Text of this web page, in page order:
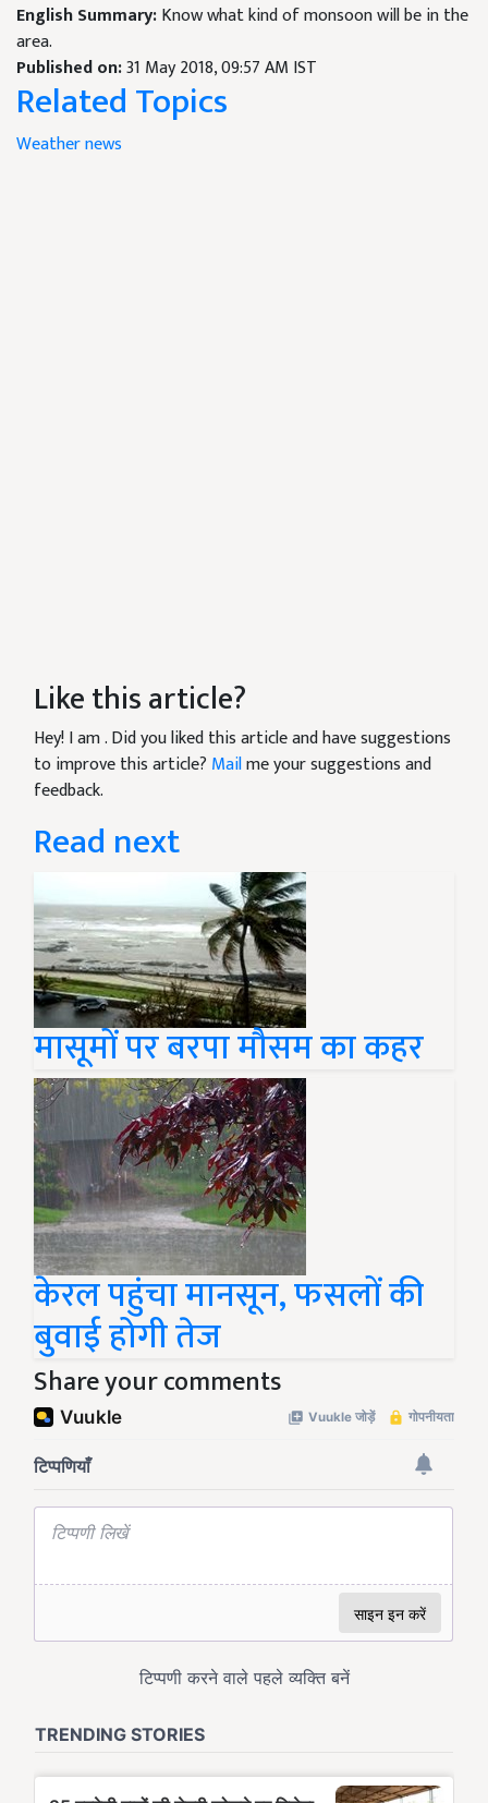
English Summary:Know what kind of monsoon will be in the
area.
Published on:31 May 2018, 09:57 AM IST
Related Topics
Weather news
Like this article?
Hey! I am. Did you liked this article and have suggestions
to improve this article? Mailme your suggestions and
feedback.
Read next
मासूमों पर बरपा मौसम का कहर
केरल पहुंचा मानसून, फसलों की
बुवाई होगी तेज
Share your comments